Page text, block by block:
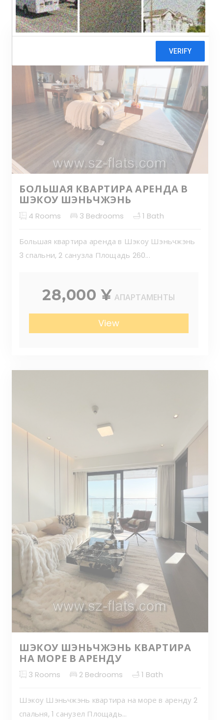
:
БОЛЬШАЯ КВАРТИРА АРЕНДА В
ШЭКОУ ШЭНЬЧЖЭНЬ
4 Rooms 3 Bedrooms 1 Bath
Большая квартира аренда в Шэкоу Шэньчжэнь
3 спальни, 2 санузла Площадь 260...
28,000 ¥ АПАРТАМЕНТЫ
View
ШЭКОУ ШЭНЬЧЖЭНЬ КВАРТИРА
НА МОРЕ В АРЕНДУ
3 Rooms 2 Bedrooms 1 Bath
Шэкоу Шэньчжэнь квартира на море в аренду 2
спальня, 1 санузел Площадь...